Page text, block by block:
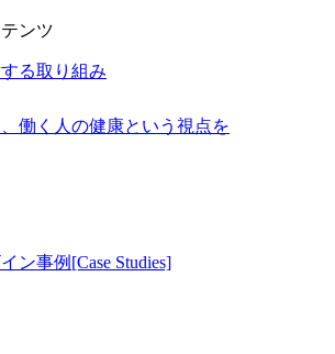
ンツ
る取り組み
働く人の健康という視点を
ン事例[Case Studies]